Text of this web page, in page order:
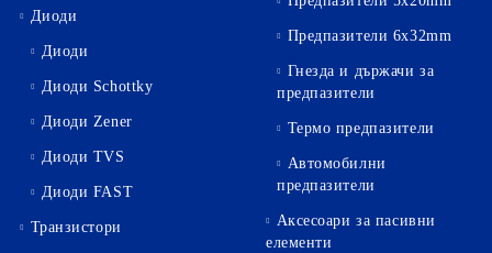
Диоди
Диоди
Диоди Schottky
Диоди Zener
Диоди TVS
Диоди FAST
Транзистори
Предпазители 6х32mm
Гнезда и държачи за
предпазители
Термо предпазители
Автомобилни
предпазители
Аксесоари за пасивни
елементи